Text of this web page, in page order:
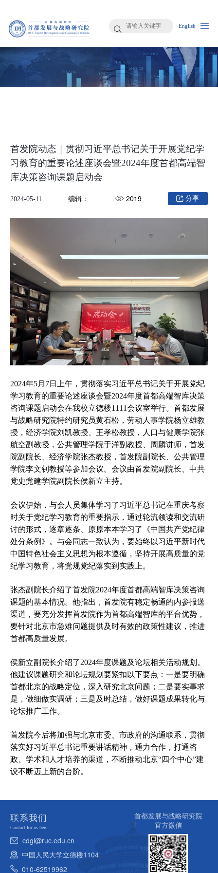
English
首发院动态｜贯彻习近平总书记关于开展党纪学
习教育的重要论述座谈会暨2024年度首都高端智
库决策咨询课题启动会
2024-05-11 编辑： 2019 分享
2024年5月7日上午，贯彻落实习近平总书记关于开展党纪
学习教育的重要论述座谈会暨2024年度首都高端智库决策
咨询课题启动会在我校立德楼1111会议室举行。首都发展
与战略研究院特约研究员黄石松，劳动人事学院杨立雄教
授，经济学院刘凯教授、王孝松教授，人口与健康学院张
航空副教授，公共管理学院于洋副教授、周麟讲师，首发
院副院长、经济学院张杰教授，首发院副院长、公共管理
学院李文钊教授等参加会议。会议由首发院副院长、中共
党史党建学院副院长侯新立主持。
会议伊始，与会人员集体学习了习近平总书记在重庆考察
时关于党纪学习教育的重要指示，通过轮流领读和交流研
讨的形式，逐章逐条、原原本本学习了《中国共产党纪律
处分条例》。与会同志一致认为，要始终以习近平新时代
中国特色社会主义思想为根本遵循，坚持开展高质量的党
纪学习教育，将党规党纪落实到实践上。
张杰副院长介绍了首发院2024年度首都高端智库决策咨询
课题的基本情况。他指出，首发院有稳定畅通的内参报送
渠道，要充分发挥首发院作为首都高端智库的平台优势，
要针对北京市急难问题提供及时有效的政策性建议，推进
首都高质量发展。
侯新立副院长介绍了2024年度课题及论坛相关活动规划。
他建议课题研究和论坛规划要紧扣以下要点：一是要明确
首都北京的战略定位，深入研究北京问题；二是要实事求
是，做细做实调研；三是及时总结，做好课题成果转化与
论坛推广工作。
首发院今后将加强与北京市委、市政府的沟通联系，贯彻
落实好习近平总书记重要讲话精神，通力合作，打通咨
政、学术和人才培养的渠道，不断推动北京“四个中心”建
设不断迈上新的台阶。
联系我们
Contact for us here
cdgi@ruc.edu.cn
中国人民大学立德楼1104
010-62519962
首都发展与战略研究院
官方微信